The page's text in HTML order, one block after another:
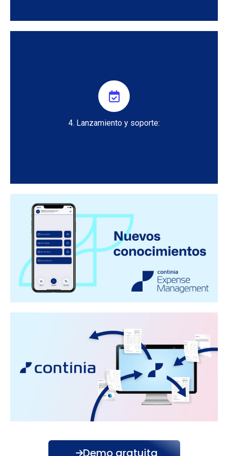
4. Lanzamiento y soporte:
1. Poner Expense Management en producción.
2. Ofrecer soporte técnico al cliente durante la transición
y el uso continuo.
Demo gratuita